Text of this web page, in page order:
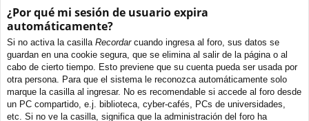
¿Por qué mi sesión de usuario expira
automáticamente?
Si no activa la casilla Recordarcuando ingresa al foro, sus datos se
guardan en una cookie segura, que se elimina al salir de la página o al
cabo de cierto tiempo. Esto previene que su cuenta pueda ser usada por
otra persona. Para que el sistema le reconozca automáticamente solo
marque la casilla al ingresar. No es recomendable si accede al foro desde
un PC compartido, e.j. biblioteca, cyber-cafés, PCs de universidades,
etc. Si no ve la casilla, significa que la administración del foro ha